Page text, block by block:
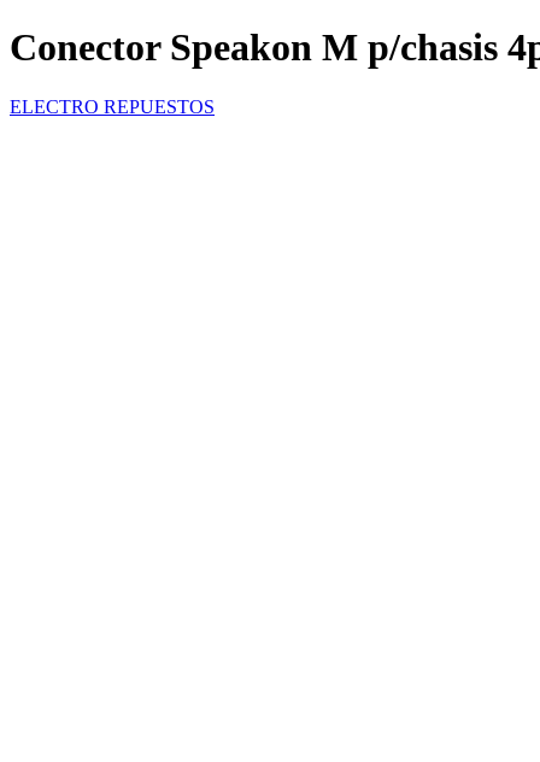
Conector Speakon M p/chasis
ELECTRO REPUESTOS